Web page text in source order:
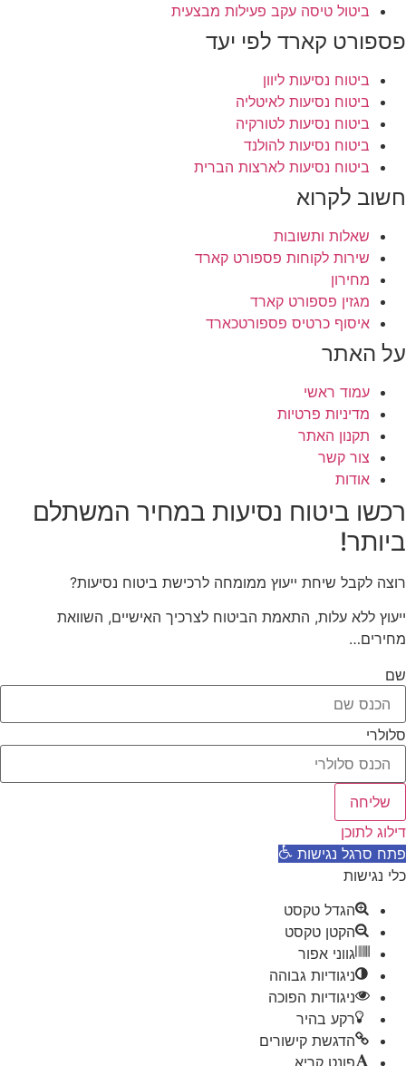
ביטול טיסה עקב פעילות מבצעית
פספורט קארד לפי יעד
ביטוח נסיעות ליוון
ביטוח נסיעות לאיטליה
ביטוח נסיעות לטורקיה
ביטוח נסיעות להולנד
ביטוח נסיעות לארצות הברית
חשוב לקרוא
שאלות ותשובות
שירות לקוחות פספורט קארד
מחירון
מגזין פספורט קארד
איסוף כרטיס פספורטכארד
על האתר
עמוד ראשי
מדיניות פרטיות
תקנון האתר
צור קשר
אודות
רכשו ביטוח נסיעות במחיר המשתלם
ביותר!
רוצה לקבל שיחת ייעוץ ממומחה לרכישת ביטוח נסיעות?
ייעוץ ללא עלות, התאמת הביטוח לצרכיך האישיים, השוואת
מחירים…
שם
סלולרי
שליחה
דילוג לתוכן
פתח סרגל נגישות
כלי נגישות
הגדל טקסט
הקטן טקסט
גווני אפור
ניגודיות גבוהה
ניגודיות הפוכה
רקע בהיר
הדגשת קישורים